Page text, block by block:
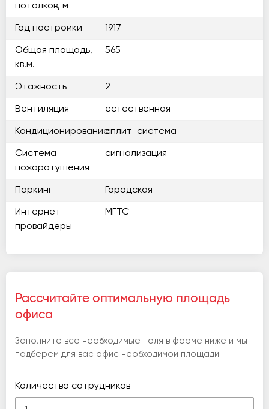
потолков, м
Год постройки 1917
Общая площадь,
кв.м.
565
Этажность 2
Вентиляция естественная
Кондиционированиесплит-система
Система
пожаротушения
сигнализация
Паркинг Городская
Интернет-
провайдеры
МГТС
Рассчитайте оптимальную площадь
офиса
Заполните все необходимые поля в форме ниже и мы
подберем для вас офис необходимой площади
Количество сотрудников